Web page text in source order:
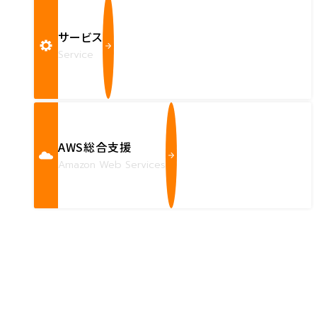
サービス
Service
AWS総合支援
Amazon Web Services